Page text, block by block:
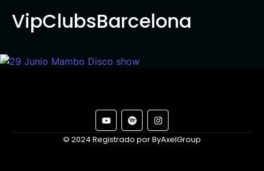
VipClubsBarcelona
© 2024 Registrado por ByAxelGroup